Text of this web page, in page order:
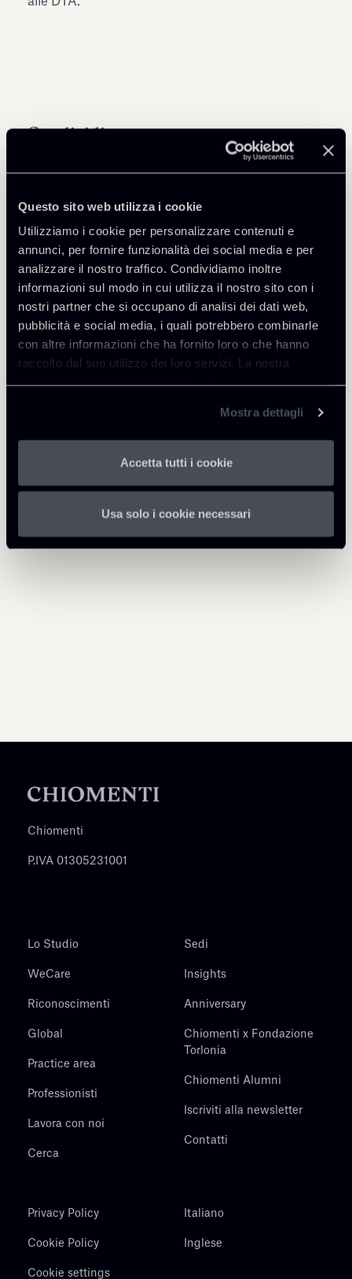
Questo sito web utilizza i cookie
Utilizziamo i cookie per personalizzare contenuti e
annunci, per fornire funzionalità dei social media e per
analizzare il nostro traffico. Condividiamo inoltre
informazioni sul modo in cui utilizza il nostro sito con i
nostri partner che si occupano di analisi dei dati web,
pubblicità e social media, i quali potrebbero combinarle
con altre informazioni che ha fornito loro o che hanno
raccolto dal suo utilizzo dei loro servizi. La nostra
informativa privacy è disponibilequi.
Mostra dettagli
Accetta tutti i cookie
Usa solo i cookie necessari
Approfondisci
Tax
Scarica Allegati
1 Mb
Condividi
Chiomenti
P.IVA 01305231001
Lo Studio
WeCare
Riconoscimenti
Global
Practice area
Professionisti
Lavora con noi
Cerca
Sedi
Insights
Anniversary
Chiomenti x Fondazione
Torlonia
Chiomenti Alumni
Iscriviti alla newsletter
Contatti
Privacy Policy
Cookie Policy
Cookie settings
Italiano
Inglese